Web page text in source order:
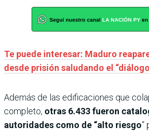
Te puede interesar: Maduro
desde prisión saludando el
Además de las edificaciones que
completo, otras 6.433 fueron
autoridades como de “alto riesgo”